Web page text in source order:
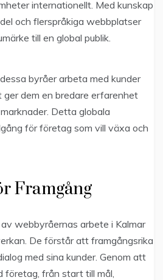
internationellt. Med kunskap
och flerspråkiga webbplatser
till en global publik.
byråer arbeta med kunder
ger dem en bredare erfarenhet
Detta globala
för företag som vill växa och
Framgång
webbyråernas arbete i Kalmar
De förstår att framgångsrika
med sina kunder. Genom att
företag, från start till mål,